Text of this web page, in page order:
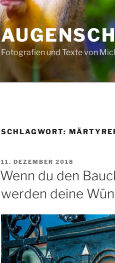
Fotografien und Texte von
SCHLAGWORT:
VERÖFFENTLICHT
AM
11. DEZEMBER 2018
Wenn du den
werden deine